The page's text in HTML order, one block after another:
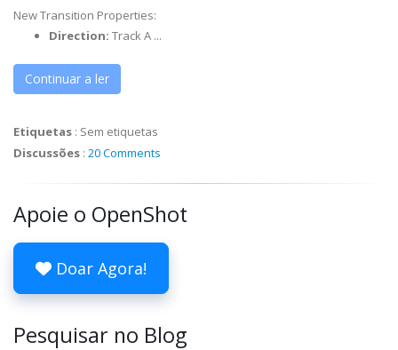
New Transition Properties:
Direction: Track A ...
Continuar a ler
Etiquetas : Sem etiquetas
Discussões : 20 Comments
Apoie o OpenShot
Doar Agora!
Pesquisar no Blog